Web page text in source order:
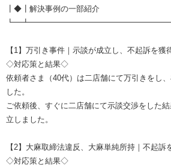
┃◆┃解決事例の一部紹介
【1】万引き事件｜示談が成立し、不起訴を獲
◇対応策と結果◇
依頼者さま（40代）は二店舗にて万引きをし
した。
ご依頼後、すぐに二店舗にて示談交渉をした
立しました。
【2】大麻取締法違反、大麻単純所持｜不起訴
◇対応策と結果◇